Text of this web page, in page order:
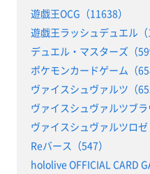
遊戯王OCG（11638）
遊戯王ラッシュデュエル（
デュエル・マスターズ（
ポケモンカードゲーム（
ヴァイスシュヴァルツ（
ヴァイスシュヴァルツブラ
ヴァイスシュヴァルツロゼ
Reバース（547）
hololive OFFICIAL CARD